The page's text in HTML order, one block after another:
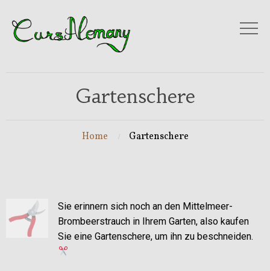
Gartenschere
Home Gartenschere
Sie erinnern sich noch an den Mittelmeer-
Brombeerstrauch in Ihrem Garten, also kaufen
Sie eine Gartenschere, um ihn zu beschneiden.